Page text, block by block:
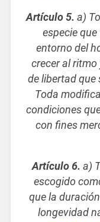
Artículo 5. a)
especie
entorno del
crecer al ritmo
de libertad que
Toda
condiciones
con fines
Artículo 6. a)
escogido
que la
longevidad